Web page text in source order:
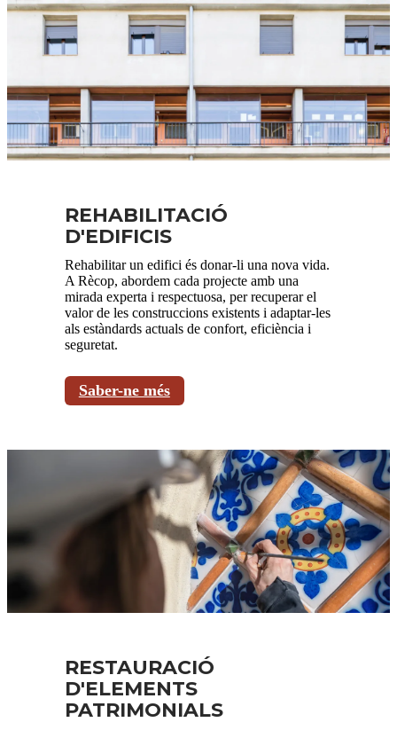
REHABILITACIÓ
D'EDIFICIS
Rehabilitar un edifici és donar-li una nova vida.
A Rècop, abordem cada projecte amb una
mirada experta i respectuosa, per recuperar el
valor de les construccions existents i adaptar-les
als estàndards actuals de confort, eficiència i
seguretat.
Saber-ne més
RESTAURACIÓ
D'ELEMENTS
PATRIMONIALS